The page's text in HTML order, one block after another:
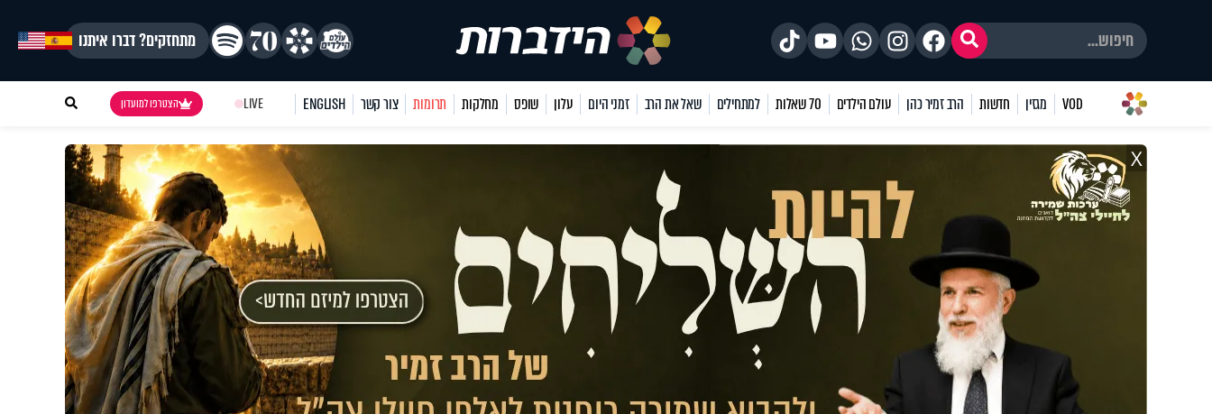
מתחזקים? דברו איתנו
VOD מגזין חדשות הרב זמיר כהן עולם הילדים 70 שאלות למתחילים שאל את הרב זמני היום עלון שופס מחלקות תרומות צור קשר ENGLISH
LIVE הצטרפו למועדון
X